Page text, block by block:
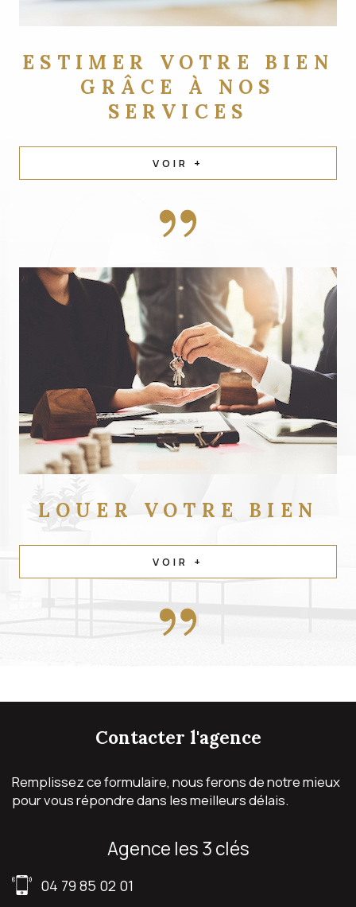
ESTIMER VOTRE BIEN
GRÂCE À NOS
SERVICES
VOIR +
LOUER VOTRE BIEN
VOIR +
contacter l'agence
Remplissez ce formulaire, nous ferons de notre mieux
pour vous répondre dans les meilleurs délais.
agence les 3 clés
04 79 85 02 01